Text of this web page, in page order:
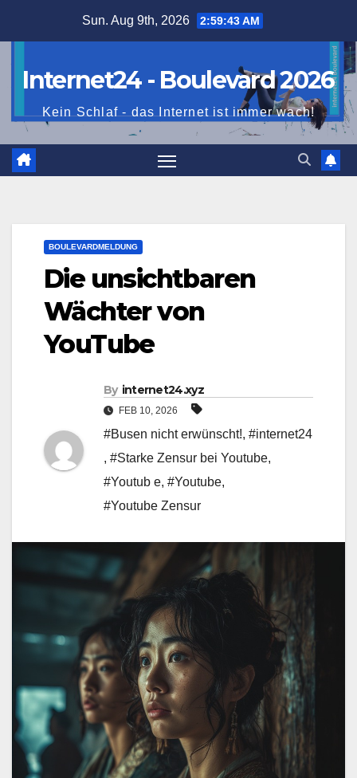
Sun. Aug 9th, 2026 2:59:45 AM
Internet24 - Boulevard 2026
Kein Schlaf - das Internet ist immer wach!
BOULEVARDMELDUNG
Die unsichtbaren
Wächter von
YouTube
By internet24.xyz
FEB 10, 2026
#Busen nicht erwünscht!, #internet24
, #Starke Zensur bei Youtube,
#Youtub e, #Youtube,
#Youtube Zensur